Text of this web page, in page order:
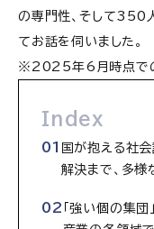
の専門性、そして350
てお話を伺いました。
※2025年6月時点で
Index
国が抱える社
解決まで、多様
「強い個の集団